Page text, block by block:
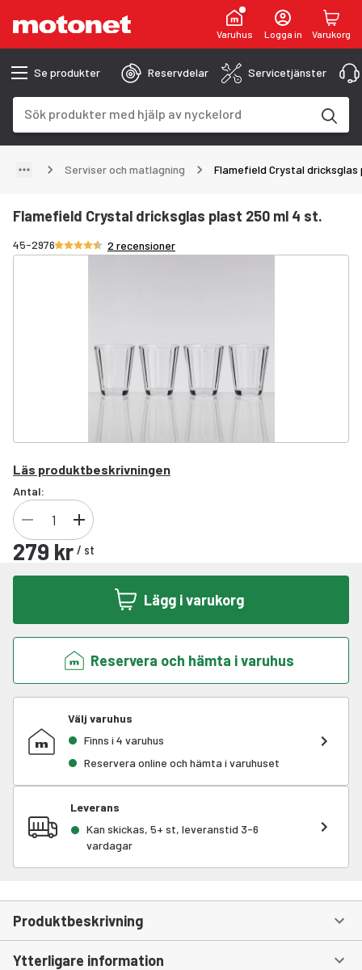
Varuhus Logga in Varukorg
Se produkter Reservdelar Servicetjänster
Serviser och matlagning Flamefield Crystal dricksglas
Flamefield Crystal dricksglas plast 250 ml 4 st.
45-2976Betyg 4.5/5 stjärnor
2 recensioner
Läs produktbeskrivningen
Antal:
279 kr / st
Lägg i varukorg
Reservera och hämta i varuhus
Välj varuhus
Finns i 4 varuhus
Reservera online och hämta i varuhuset
Leverans
Kan skickas, 5+ st, leveranstid 3-6
vardagar
Produktbeskrivning
Ytterligare information